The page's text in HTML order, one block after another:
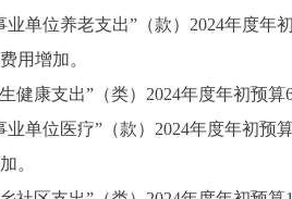
位养老支出”（款）2024年度年初
用增加。
康支出”（类）2024年度年初预算
位医疗”（款）2024年度年初预算
。